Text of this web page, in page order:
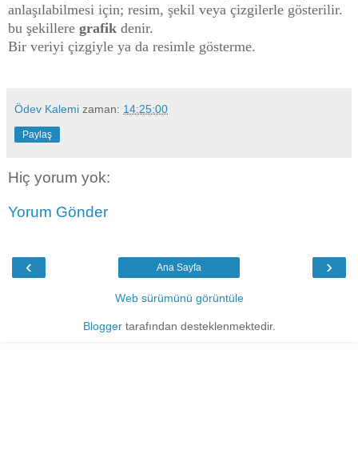
anlaşılabilmesi için; resim, şekil veya çizgilerle gösterilir.
bu şekillere grafik denir.
Bir veriyi çizgiyle ya da resimle gösterme.
Ödev Kalemi zaman: 14:25:00
Paylaş
Hiç yorum yok:
Yorum Gönder
‹ ›
Ana Sayfa
Web sürümünü görüntüle
Bloggertarafından desteklenmektedir.